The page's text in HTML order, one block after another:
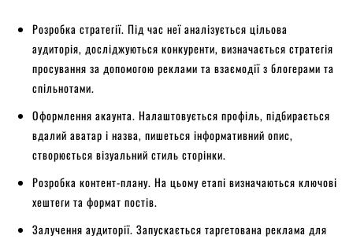
Розробка стратегії. Під час неї аналізується цільова
аудиторія, досліджуються конкуренти, визначається стратегія
просування за допомогою реклами та взаємодії з блогерами та
спільнотами.
Оформлення акаунта. Налаштовується профіль, підбирається
вдалий аватар і назва, пишеться інформативний опис,
створюється візуальний стиль сторінки.
Розробка контент-плану. На цьому етапі визначаються ключові
хештеги та формат постів.
Залучення аудиторії. Запускається таргетована реклама для